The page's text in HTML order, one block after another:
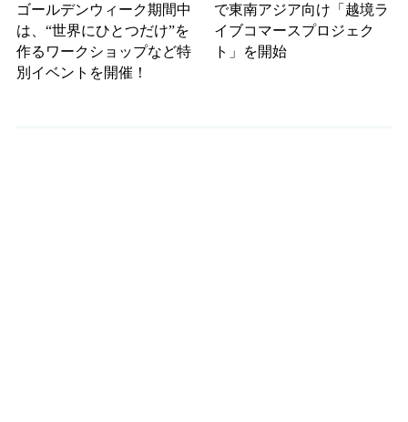
ゴールデンウィーク期間中
は、“世界にひとつだけ”を
作るワークショップなど特
別イベントを開催！
で東南アジア向け「越境ラ
イブコマースプロジェク
ト」を開始